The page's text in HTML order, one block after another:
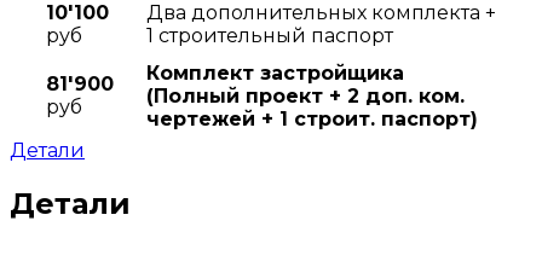
10'100
руб
Два дополнительных комплекта +
1 строительный паспорт
81'900
руб
Комплект застройщика
(Полный проект + 2 доп. ком.
чертежей + 1 строит. паспорт)
Детали
Детали